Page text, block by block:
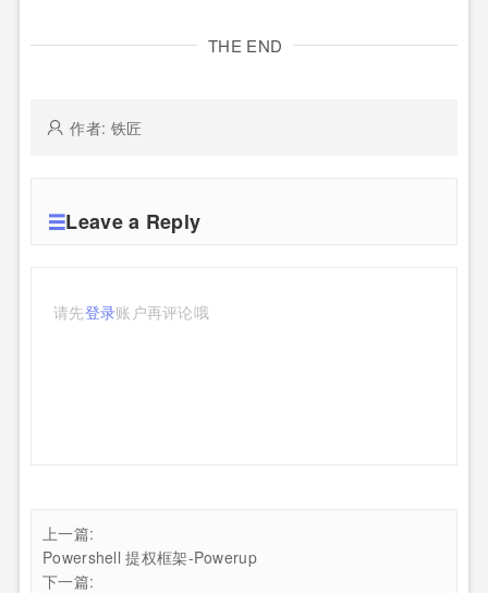
THE END
作者: 铁匠
Leave a Reply
请先登录账户再评论哦
上一篇:
Powershell 提权框架-Powerup
下一篇: